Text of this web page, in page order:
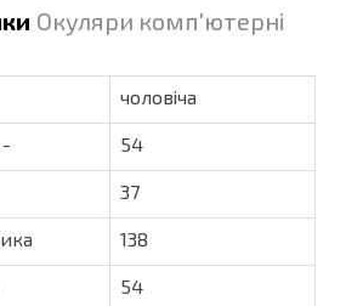
Окуляри комп'ютерні
чоловіча
- 54
37
138
54